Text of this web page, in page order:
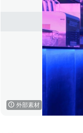
外部素材